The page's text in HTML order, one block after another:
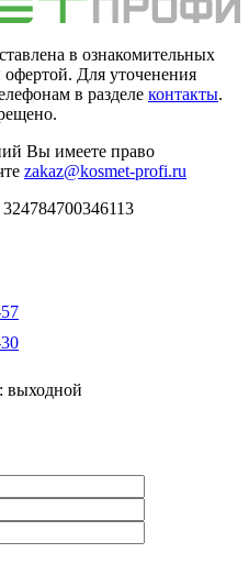
в ознакомительных
офертой. Для уточенения
в разделе контакты.
Вы имеете право
zakaz@kosmet-profi.ru
выходной